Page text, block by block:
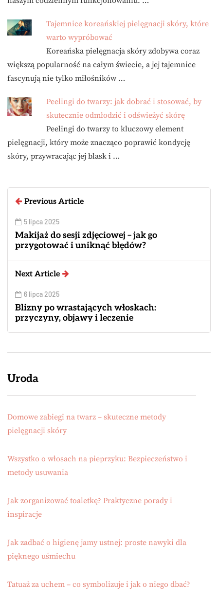
Tajemnice koreańskiej pielęgnacji skóry, które
warto wypróbować
Koreańska pielęgnacja skóry zdobywa coraz
większą popularność na całym świecie, a jej tajemnice
fascynują nie tylko miłośników …
Peelingi do twarzy: jak dobrać i stosować, by
skutecznie odmłodzić i odświeżyć skórę
Peelingi do twarzy to kluczowy element
pielęgnacji, który może znacząco poprawić kondycję
skóry, przywracając jej blask i …
Previous Article
5 lipca 2025
Makijaż do sesji zdjęciowej – jak go
przygotować i uniknąć błędów?
Next Article
6 lipca 2025
Blizny po wrastających włoskach:
przyczyny, objawy i leczenie
Uroda
Domowe zabiegi na twarz – skuteczne metody
pielęgnacji skóry
Wszystko o włosach na pieprzyku: Bezpieczeństwo i
metody usuwania
Jak zorganizować toaletkę? Praktyczne porady i
inspiracje
Jak zadbać o higienę jamy ustnej: proste nawyki dla
pięknego uśmiechu
Tatuaż za uchem – co symbolizuje i jak o niego dbać?